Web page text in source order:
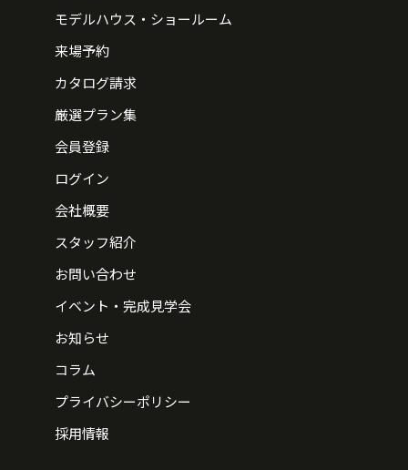
モデルハウス・ショールーム
来場予約
カタログ請求
厳選プラン集
会員登録
ログイン
会社概要
スタッフ紹介
お問い合わせ
イベント・完成見学会
お知らせ
コラム
プライバシーポリシー
採用情報